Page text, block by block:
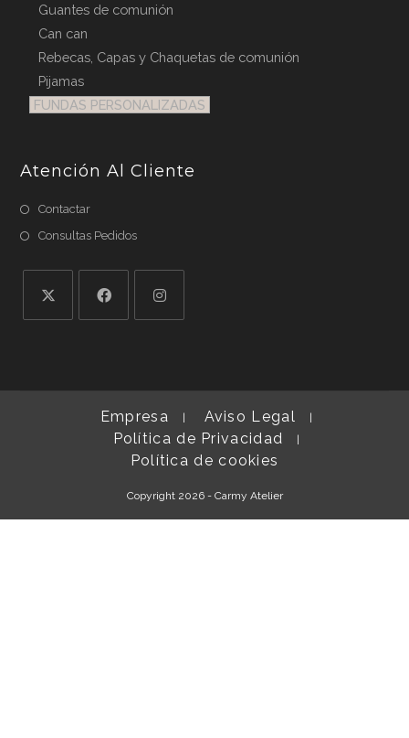
Guantes de comunión
Can can
Rebecas, Capas y Chaquetas de comunión
Pijamas
FUNDAS PERSONALIZADAS
Atención Al Cliente
Contactar
Consultas Pedidos
nueva
pestaña
nueva
pestaña
Empresa
Aviso Legal
Política de Privacidad
Política de cookies
Copyright 2026 - Carmy Atelier